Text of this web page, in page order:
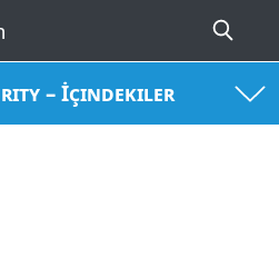
– İçindekiler